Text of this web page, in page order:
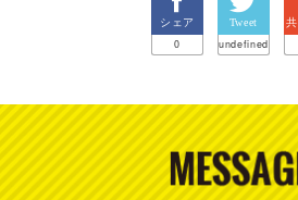
シェア
0
Tweet
undefined